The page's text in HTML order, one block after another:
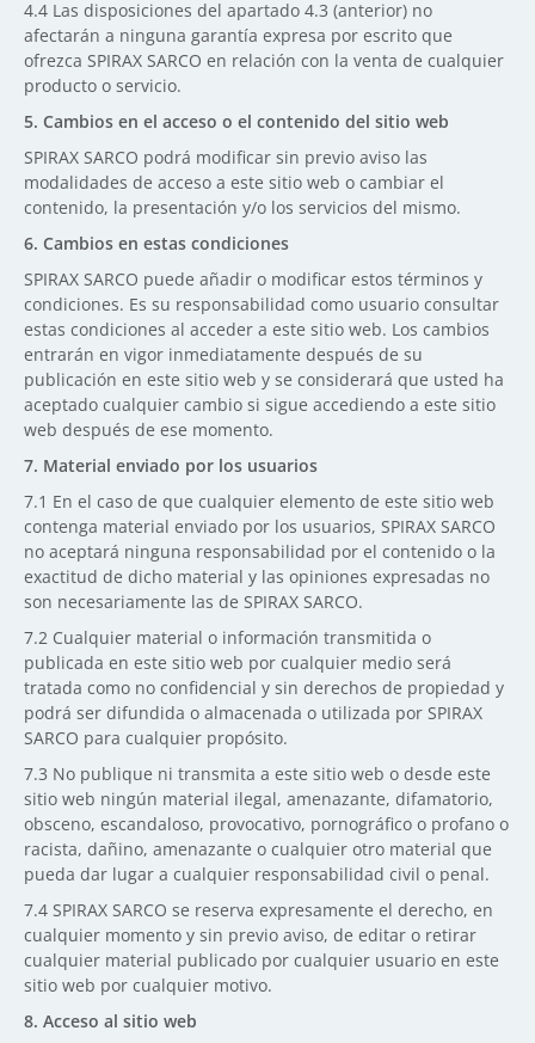
4.4 Las disposiciones del apartado 4.3 (anterior) no
afectarán a ninguna garantía expresa por escrito que
ofrezca SPIRAX SARCO en relación con la venta de cualquier
producto o servicio.
5. Cambios en el acceso o el contenido del sitio web
SPIRAX SARCO podrá modificar sin previo aviso las
modalidades de acceso a este sitio web o cambiar el
contenido, la presentación y/o los servicios del mismo.
6. Cambios en estas condiciones
SPIRAX SARCO puede añadir o modificar estos términos y
condiciones. Es su responsabilidad como usuario consultar
estas condiciones al acceder a este sitio web. Los cambios
entrarán en vigor inmediatamente después de su
publicación en este sitio web y se considerará que usted ha
aceptado cualquier cambio si sigue accediendo a este sitio
web después de ese momento.
7. Material enviado por los usuarios
7.1 En el caso de que cualquier elemento de este sitio web
contenga material enviado por los usuarios, SPIRAX SARCO
no aceptará ninguna responsabilidad por el contenido o la
exactitud de dicho material y las opiniones expresadas no
son necesariamente las de SPIRAX SARCO.
7.2 Cualquier material o información transmitida o
publicada en este sitio web por cualquier medio será
tratada como no confidencial y sin derechos de propiedad y
podrá ser difundida o almacenada o utilizada por SPIRAX
SARCO para cualquier propósito.
7.3 No publique ni transmita a este sitio web o desde este
sitio web ningún material ilegal, amenazante, difamatorio,
obsceno, escandaloso, provocativo, pornográfico o profano o
racista, dañino, amenazante o cualquier otro material que
pueda dar lugar a cualquier responsabilidad civil o penal.
7.4 SPIRAX SARCO se reserva expresamente el derecho, en
cualquier momento y sin previo aviso, de editar o retirar
cualquier material publicado por cualquier usuario en este
sitio web por cualquier motivo.
8. Acceso al sitio web